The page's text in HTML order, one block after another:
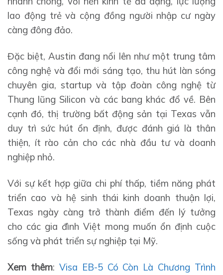
lao động trẻ và cộng đồng người nhập cư ngày
càng đông đảo.
Đặc biệt, Austin đang nổi lên như một trung tâm
công nghệ và đổi mới sáng tạo, thu hút làn sóng
chuyên gia, startup và tập đoàn công nghệ từ
Thung lũng Silicon và các bang khác đổ về. Bên
cạnh đó, thị trường bất động sản tại Texas vẫn
duy trì sức hút ổn định, được đánh giá là thân
thiện, ít rào cản cho các nhà đầu tư và doanh
nghiệp nhỏ.
Với sự kết hợp giữa chi phí thấp, tiềm năng phát
triển cao và hệ sinh thái kinh doanh thuận lợi,
Texas ngày càng trở thành điểm đến lý tưởng
cho các gia đình Việt mong muốn ổn định cuộc
sống và phát triển sự nghiệp tại Mỹ.
Xem thêm: Visa EB-5 Có Còn Là Chương Trình